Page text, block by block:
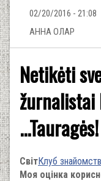
02/20/2016 - 21:08
АННА ОЛАР
Netikėti
žurnalistai
...Tauragės!
СвітКлуб знайомств
Моя оцінка